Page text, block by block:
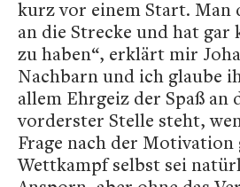
kurz vor einem Start. Man
an die Strecke und hat gar
zu haben“, erklärt mir
Nachbarn und ich glaube
allem Ehrgeiz der Spaß an
vorderster Stelle steht,
Frage nach der Motivation
Wettkampf selbst sei